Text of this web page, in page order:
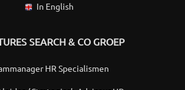
In English
SEARCH & CO GROEP
HR Specialismen